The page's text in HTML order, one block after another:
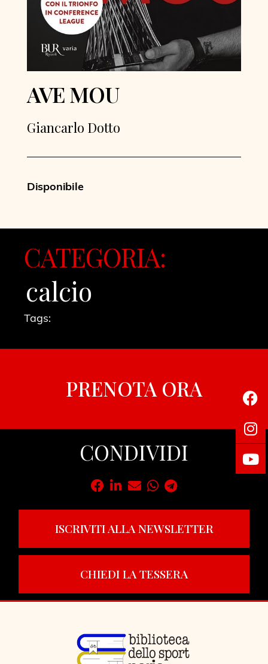
AVE MOU
Giancarlo Dotto
Disponibile
CATEGORIA:
calcio
Tags:
PRENOTA ORA
CONDIVIDI
ISCRIVITI ALLA NEWSLETTER
CHIEDI LA TESSERA